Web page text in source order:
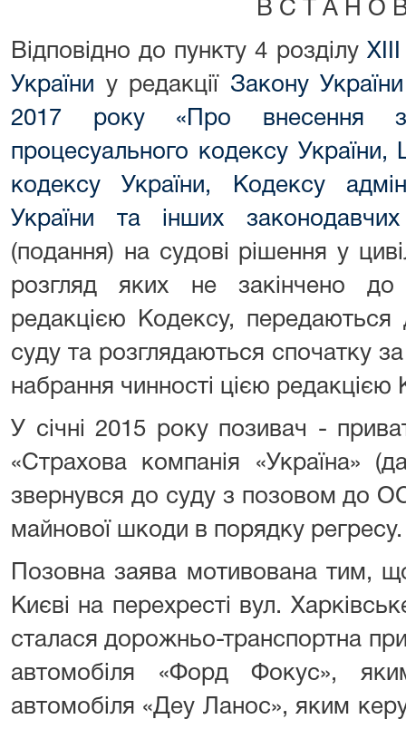
В С Т А Н О
Відповідно до пункту 4 розділу XIII
України у редакції Закону
2017 року «Про внесення
процесуального кодексу України,
кодексу України, Кодексу
України та інших законодавчих
(подання) на судові рішення у
розгляд яких не закінчено до
редакцією Кодексу, передаються
суду та розглядаються спочатку
набрання чинності цією редакцією
У січні 2015 року позивач -
«Страхова компанія «Україна»
звернувся до суду з позовом до
майнової шкоди в порядку регресу.
Позовна заява мотивована тим,
Києві на перехресті вул.
сталася дорожньо-транспортна
автомобіля «Форд Фокус»,
автомобіля «Деу Ланос»,